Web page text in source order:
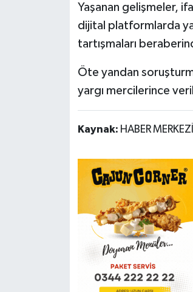
Yaşanan gelişmeler,
dijital platformlarda
tartışmaları
Öte yandan
yargı mercilerince
Kaynak: HABER MERKEZİ